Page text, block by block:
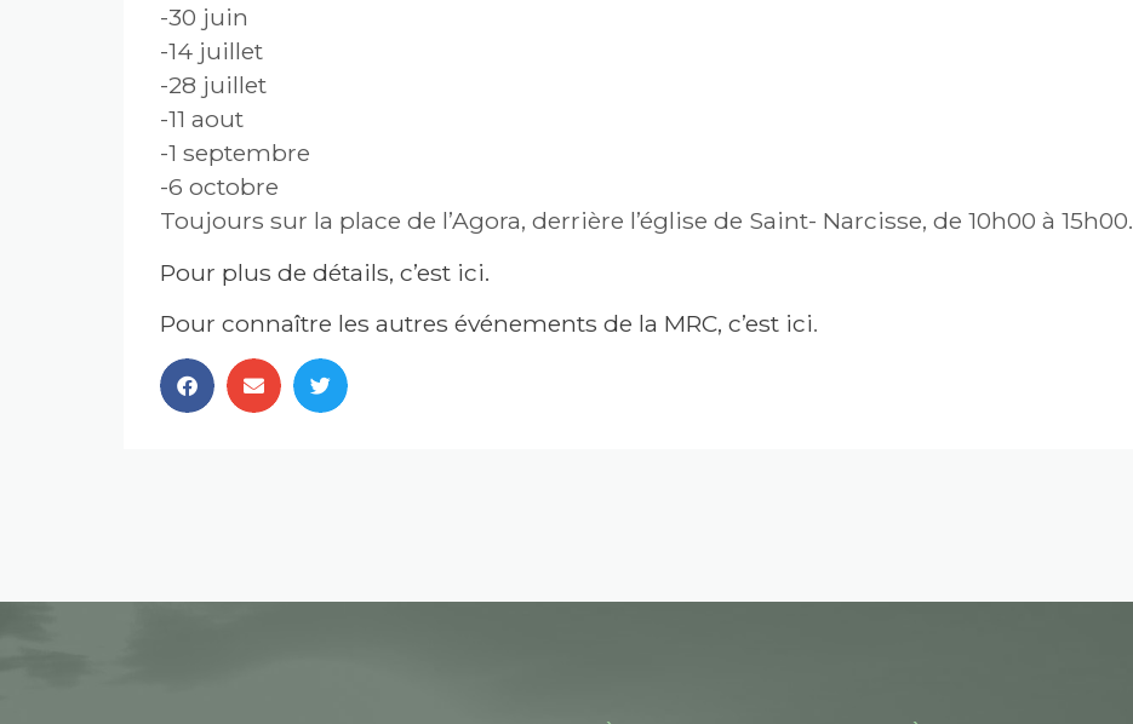
-30 juin
-14 juillet
-28 juillet
-11 aout
-1 septembre
-6 octobre
Toujours sur la place de l’Agora, derrière l’église de Saint- Narcisse, de 10h00 à 15h00.
Pour plus de détails, c’est ici.
Pour connaître les autres événements de la MRC, c’est ici.